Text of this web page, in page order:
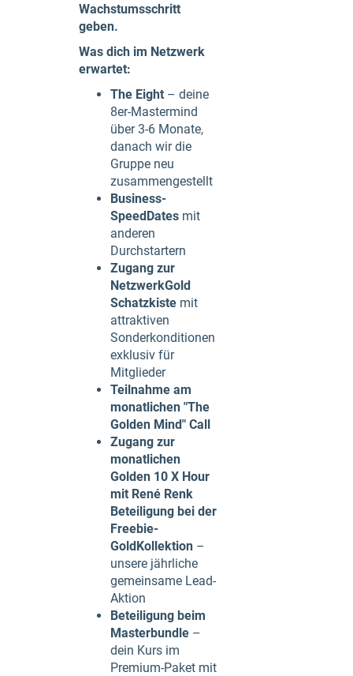
Wachstumsschritt
geben.
Was dich im Netzwerk
erwartet:
The Eight – deine
8er-Mastermind
über 3-6 Monate,
danach wir die
Gruppe neu
zusammengestellt
Business-
SpeedDates mit
anderen
Durchstartern
Zugang zur
NetzwerkGold
Schatzkiste mit
attraktiven
Sonderkonditionen
exklusiv für
Mitglieder
Teilnahme am
monatlichen "The
Golden Mind" Call
Zugang zur
monatlichen
Golden 10 X Hour
mit René Renk
Beteiligung bei der
Freebie-
GoldKollektion –
unsere jährliche
gemeinsame Lead-
Aktion
Beteiligung beim
Masterbundle –
dein Kurs im
Premium-Paket mit